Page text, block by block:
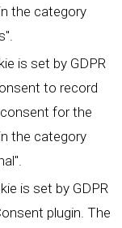
the category
is set by GDPR
to record
for the
the category
is set by GDPR
plugin. The